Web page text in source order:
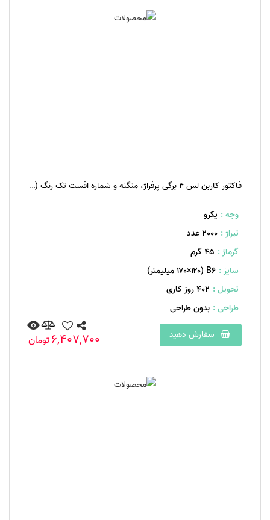
فاکتور کاربن لس ۴ برگی پرفراژ، منگنه و شماره افست تک رنگ (مشکی)
وجه : یکرو
تیراژ : 2000 عدد
گرماژ : ۴۵ گرم
سایز : B۶ (۱۷۰×۱۲۰ میلیمتر)
تحویل : 402 روز کاری
طراحی : بدون طراحی
سفارش دهید
6,407,700تومان